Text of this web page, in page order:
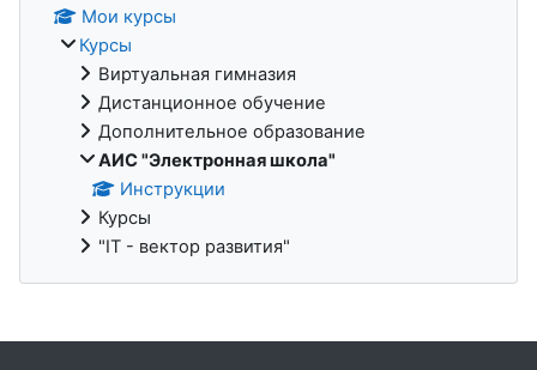
Мои курсы
Курсы
Виртуальная гимназия
Дистанционное обучение
Дополнительное образование
АИС "Электронная школа"
Инструкции
Курсы
"IT - вектор развития"
Блоки